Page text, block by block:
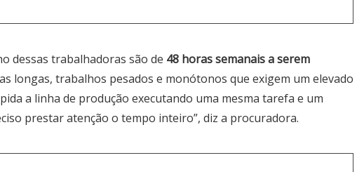
dessas trabalhadoras são de 48 horas semanais a serem
longas, trabalhos pesados e monótonos que exigem um elevado
a linha de produção executando uma mesma tarefa e um
prestar atenção o tempo inteiro”, diz a procuradora.